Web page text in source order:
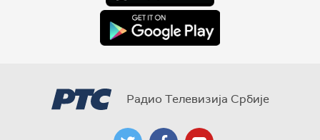
Радио Телевизија Србије